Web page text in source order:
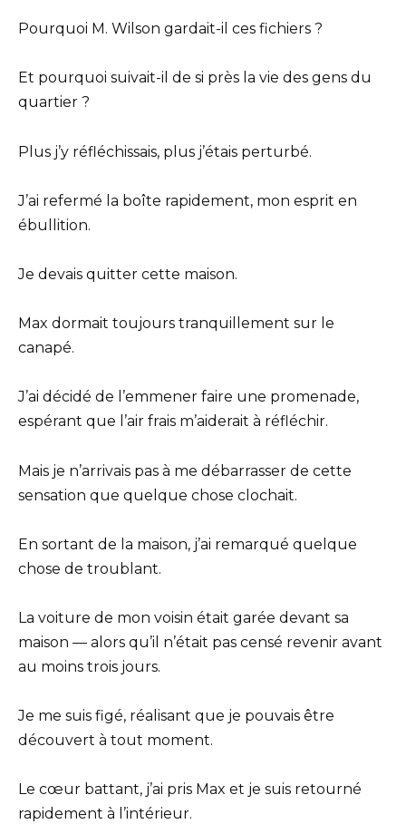
Pourquoi M. Wilson gardait-il ces fichiers ?
Et pourquoi suivait-il de si près la vie des gens du
quartier ?
Plus j’y réfléchissais, plus j’étais perturbé.
J’ai refermé la boîte rapidement, mon esprit en
ébullition.
Je devais quitter cette maison.
Max dormait toujours tranquillement sur le
canapé.
J’ai décidé de l’emmener faire une promenade,
espérant que l’air frais m’aiderait à réfléchir.
Mais je n’arrivais pas à me débarrasser de cette
sensation que quelque chose clochait.
En sortant de la maison, j’ai remarqué quelque
chose de troublant.
La voiture de mon voisin était garée devant sa
maison — alors qu’il n’était pas censé revenir avant
au moins trois jours.
Je me suis figé, réalisant que je pouvais être
découvert à tout moment.
Le cœur battant, j’ai pris Max et je suis retourné
rapidement à l’intérieur.